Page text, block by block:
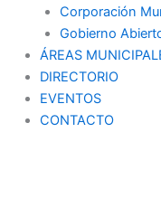
Corporación
Gobierno
ÁREAS
DIRECTORIO
EVENTOS
CONTACTO